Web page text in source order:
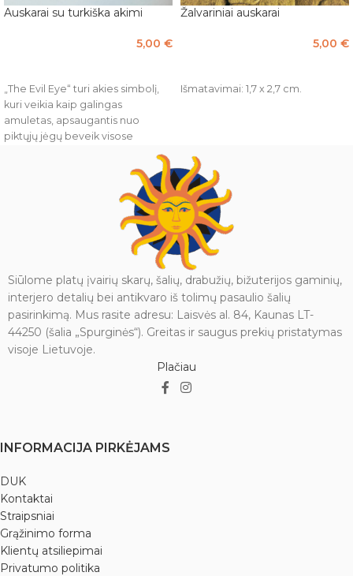
Auskarai su turkiška akimi
5,00 €
„The Evil Eye“ turi akies simbolį,
kuri veikia kaip galingas
amuletas, apsaugantis nuo
piktųjų jėgų beveik visose
pašalina į žmogų nukreiptą
neigiamą energiją. Ji žiūri atgal į
pasaulį, apsaugodama savo
savininką nuo negatyvumo ir
pavojaus. Nešiokite šią akį su
savimi, kad jūsų gyvenimas būtų
Bendras ilgis 4 cm.
Žalvariniai auskarai
5,00 €
Išmatavimai: 1,7 x 2,7 cm.
Siūlome platų įvairių skarų, šalių, drabužių, bižuterijos gaminių,
interjero detalių bei antikvaro iš tolimų pasaulio šalių
pasirinkimą. Mus rasite adresu: Laisvės al. 84, Kaunas LT-
44250 (šalia „Spurginės“). Greitas ir saugus prekių pristatymas
visoje Lietuvoje.
Plačiau
INFORMACIJA PIRKĖJAMS
DUK
Kontaktai
Straipsniai
Grąžinimo forma
Klientų atsiliepimai
Privatumo politika